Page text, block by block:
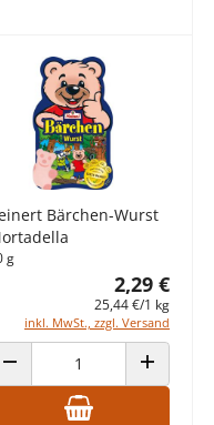
Bärchen-Wurst
g
2,29 €
25,44 €/1 kg
inkl. MwSt., zzgl. Versand
ANZAHL VERRINGERN ANZAHL